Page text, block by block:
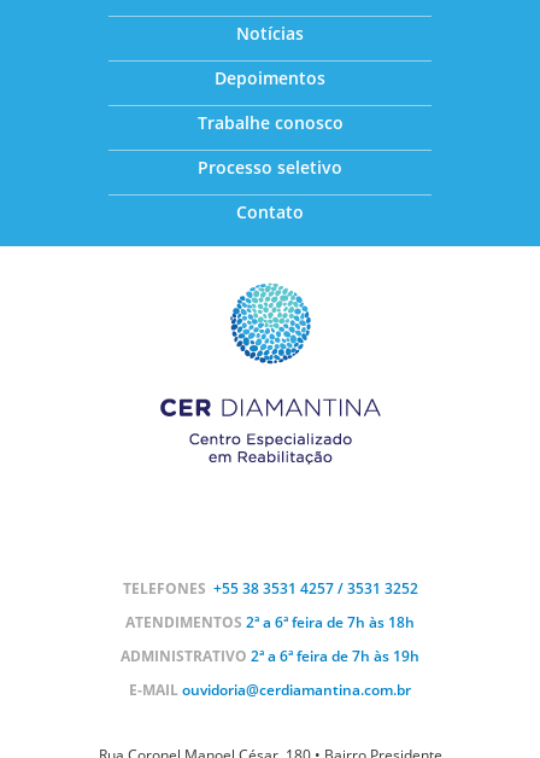
Notícias
Depoimentos
Trabalhe conosco
Processo seletivo
Contato
TELEFONES +55 383531 4257 / 3531 3252
ATENDIMENTOS 2ª a 6ª feira de 7h às 18h
ADMINISTRATIVO 2ª a 6ª feira de 7h às 19h
E-MAILouvidoria@cerdiamantina.com.br